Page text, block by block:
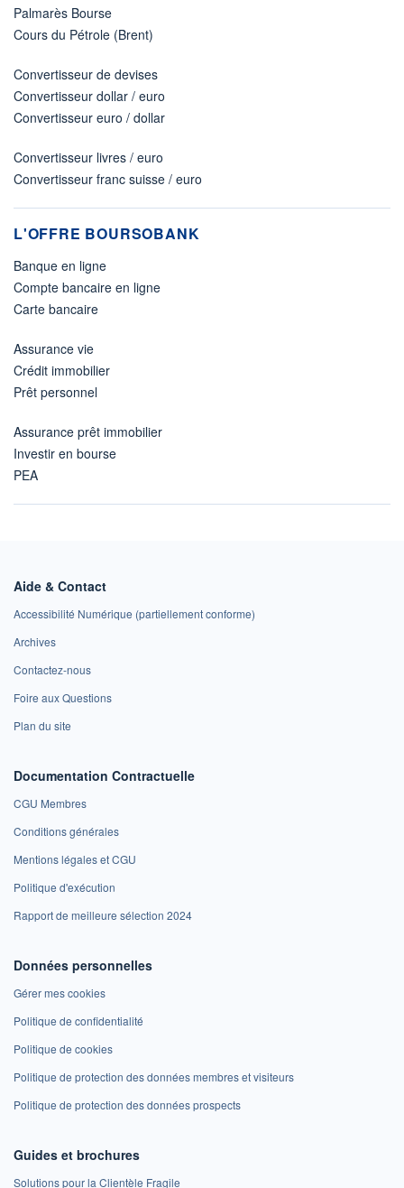
PROCHAIN
DIVIDENDE
ÉLIGIBILITÉ
PEA PEA-PME
Non éligible
Palmarès Bourse
Cours du Pétrole (Brent)
Convertisseur de devises
Convertisseur dollar / euro
Convertisseur euro / dollar
Convertisseur livres / euro
Convertisseur franc suisse / euro
L'OFFRE BOURSOBANK
Banque en ligne
Compte bancaire en ligne
Carte bancaire
Assurance vie
Crédit immobilier
Prêt personnel
Assurance prêt immobilier
Investir en bourse
PEA
Aide & Contact
Accessibilité Numérique (partiellement conforme)
Archives
Contactez-nous
Foire aux Questions
Plan du site
Documentation Contractuelle
CGU Membres
Conditions générales
Mentions légales et CGU
Politique d'exécution
Rapport de meilleure sélection 2024
Données personnelles
Gérer mes cookies
Politique de confidentialité
Politique de cookies
Politique de protection des données membres et visiteurs
Politique de protection des données prospects
Guides et brochures
Solutions pour la Clientèle Fragile